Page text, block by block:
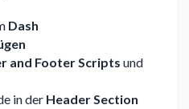
Dash
and Footer Scripts und
in der Header Section